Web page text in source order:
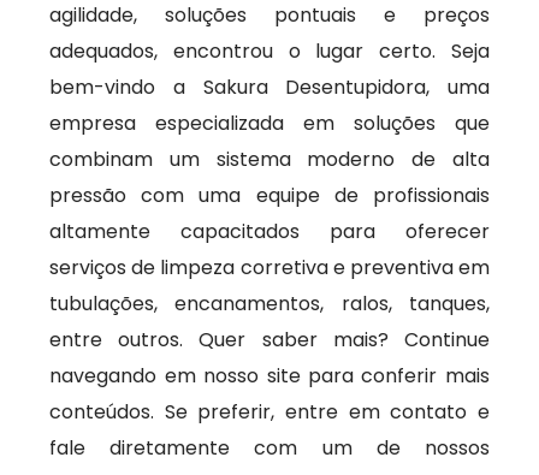
agilidade, soluções pontuais e preços
adequados, encontrou o lugar certo. Seja
bem-vindo a Sakura Desentupidora, uma
empresa especializada em soluções que
combinam um sistema moderno de alta
pressão com uma equipe de profissionais
altamente capacitados para oferecer
serviços de limpeza corretiva e preventiva em
tubulações, encanamentos, ralos, tanques,
entre outros. Quer saber mais? Continue
navegando em nosso site para conferir mais
conteúdos. Se preferir, entre em contato e
fale diretamente com um de nossos